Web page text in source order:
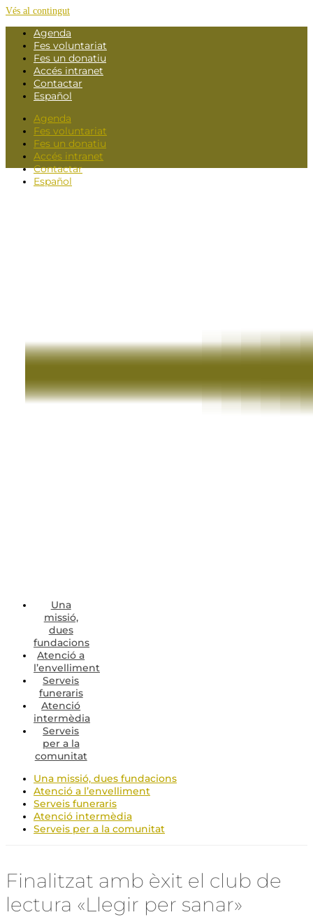
Vés al contingut
Agenda
Fes voluntariat
Fes un donatiu
Accés intranet
Contactar
Español
Agenda
Fes voluntariat
Fes un donatiu
Accés intranet
Contactar
Español
Una
missió,
dues
fundacions
Atenció a
l’envelliment
Serveis
funeraris
Atenció
intermèdia
Serveis
per a la
comunitat
Una missió, dues fundacions
Atenció a l’envelliment
Serveis funeraris
Atenció intermèdia
Serveis per a la comunitat
Finalitzat amb èxit el club de
lectura «Llegir per sanar»